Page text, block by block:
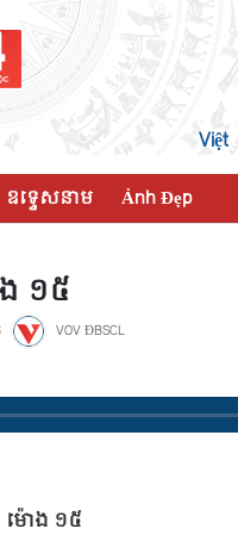
Việt
ឧទ្ទេសនាម Ảnh Đẹp
១៥
VOV ĐBSCL
:
ម៉ោង ១៥